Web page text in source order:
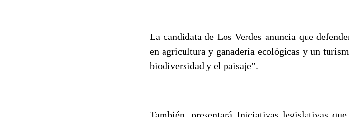
La candidata de Los Verdes anuncia que
en agricultura y ganadería ecológicas y un
biodiversidad y el paisaje”.
También, presentará Iniciativas legislativas